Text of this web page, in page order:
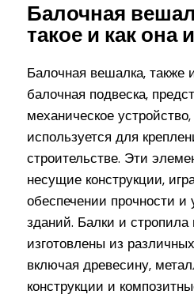
Балочная
такое и как она
Балочная вешалка, также
балочная подвеска,
механическое устройство,
используется для
строительстве. Эти
несущие конструкции,
обеспечении прочности и
зданий. Балки и стропила
изготовлены из
включая древесину,
конструкции и